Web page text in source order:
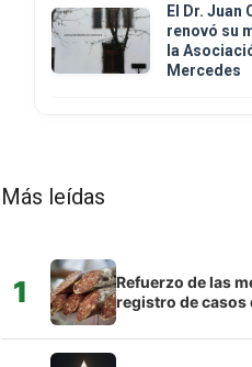
El Dr. Juan
renovó su
la
Mercedes
Más leídas
1
Refuerzo de las
registro de